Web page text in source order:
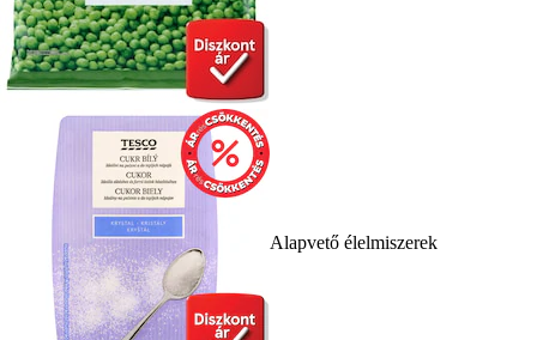
Alapvető élelmiszerek